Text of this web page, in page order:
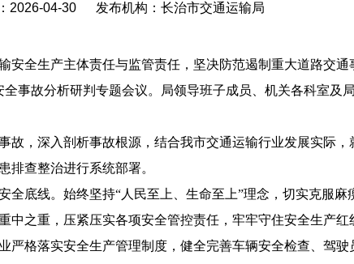
2026-04-30 发布机构：长治市交通运输局
安全生产主体责任与监管责任，坚决防范遏制重大道路交通
事故分析研判专题会议。局领导班子成员、机关各科室及
故，深入剖析事故根源，结合我市交通运输行业发展实际，
排查整治进行系统部署。
全底线。始终坚持“人民至上、生命至上”理念，切实克服麻
中之重，压紧压实各项安全管控责任，牢牢守住安全生产红
严格落实安全生产管理制度，健全完善车辆安全检查、驾驶